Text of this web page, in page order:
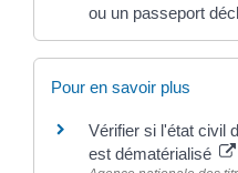
ou un passeport
Pour en savoir plus
Vérifier si l'état civil
est dématérialisé